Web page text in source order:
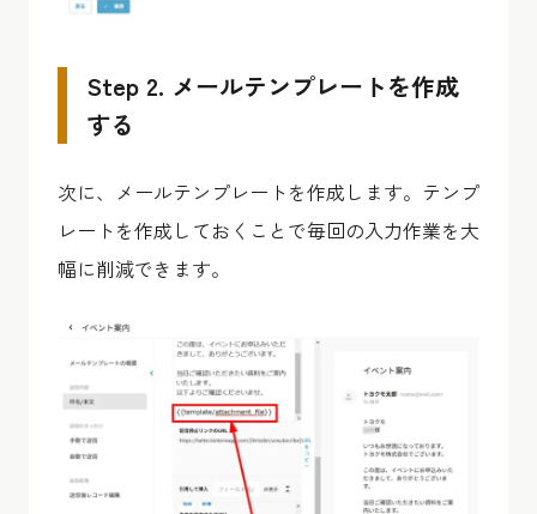
Step 2. メールテンプレートを作成
する
次に、メールテンプレートを作成します。テンプ
レートを作成しておくことで毎回の入力作業を大
幅に削減できます。